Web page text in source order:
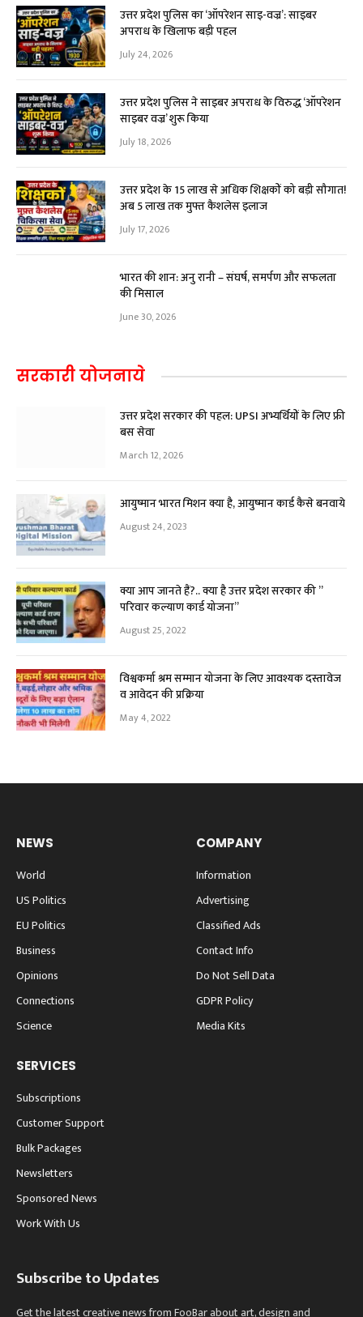
उत्तर प्रदेश पुलिस का ‘ऑपरेशन साइ-वज्र’: साइबर
अपराध के खिलाफ बड़ी पहल
July 24, 2026
उत्तर प्रदेश पुलिस ने साइबर अपराध के विरुद्ध ‘ऑपरेशन
साइबर वज्र’ शुरू किया
July 18, 2026
उत्तर प्रदेश के 15 लाख से अधिक शिक्षकों को बड़ी सौगात!
अब ₹5 लाख तक मुफ्त कैशलेस इलाज
July 17, 2026
भारत की शान: अनु रानी – संघर्ष, समर्पण और सफलता
की मिसाल
June 30, 2026
सरकारी योजनाये
उत्तर प्रदेश सरकार की पहल: UPSI अभ्यर्थियों के लिए फ्री
बस सेवा
March 12, 2026
आयुष्मान भारत मिशन क्या है, आयुष्मान कार्ड कैसे बनवाये
August 24, 2023
क्या आप जानते हैं?.. क्या है उत्तर प्रदेश सरकार की ”
परिवार कल्याण कार्ड योजना”
August 25, 2022
विश्वकर्मा श्रम सम्मान योजना के लिए आवश्यक दस्तावेज
व आवेदन की प्रक्रिया
May 4, 2022
NEWS
World
US Politics
EU Politics
Business
Opinions
Connections
Science
COMPANY
Information
Advertising
Classified Ads
Contact Info
Do Not Sell Data
GDPR Policy
Media Kits
SERVICES
Subscriptions
Customer Support
Bulk Packages
Newsletters
Sponsored News
Work With Us
Subscribe to Updates
Get the latest creative news from FooBar about art, design and